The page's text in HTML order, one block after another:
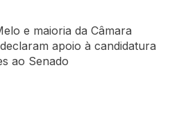
e maioria da Câmara
apoio à candidatura
ao Senado